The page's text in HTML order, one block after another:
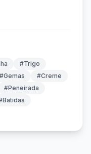
#Trigo
#Gemas
#Creme
#Peneirada